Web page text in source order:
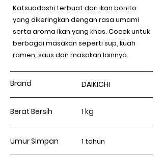
Katsuodashi terbuat dari ikan bonito
yang dikeringkan dengan rasa umami
serta aroma ikan yang khas. Cocok untuk
berbagai masakan seperti sup, kuah
ramen, saus dan masakan lainnya.
Brand DAIKICHI
Berat Bersih 1 kg
Umur Simpan 1 tahun